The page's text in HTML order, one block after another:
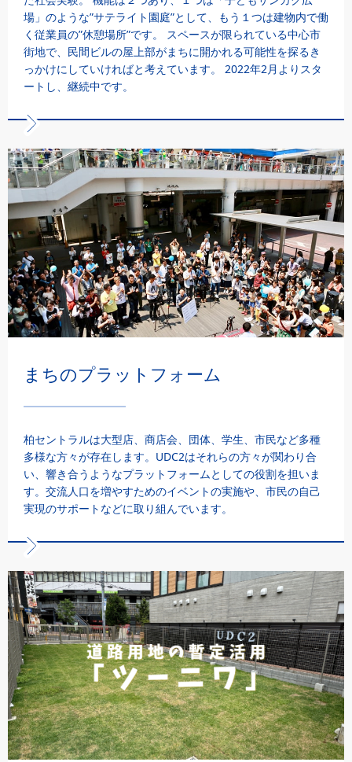
場」のような”サテライト園庭”として、もう１つは建物内で働
く従業員の”休憩場所”です。 スペースが限られている中心市
街地で、民間ビルの屋上部がまちに開かれる可能性を探るき
っかけにしていければと考えています。 2022年2月よりスタ
ートし、継続中です。
まちのプラットフォーム
柏セントラルは大型店、商店会、団体、学生、市民など多種
多様な方々が存在します。UDC2はそれらの方々が関わり合
い、響き合うようなプラットフォームとしての役割を担いま
す。交流人口を増やすためのイベントの実施や、市民の自己
実現のサポートなどに取り組んでいます。